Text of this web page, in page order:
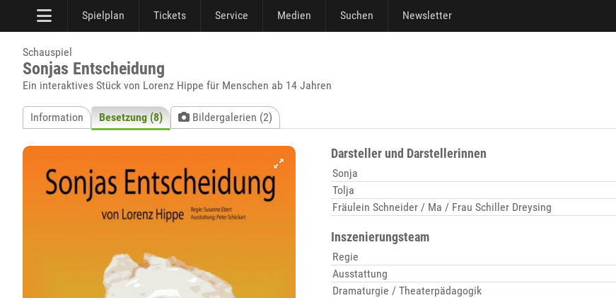
Spielplan Tickets Service Medien Suchen Newsletter
Schauspiel
Sonjas Entscheidung
Ein interaktives Stück von Lorenz Hippe für Menschen ab 14 Jahren
Information Besetzung (8) Bildergalerien (2)
Darsteller und Darstellerinnen
Sonja
Tolja
Fräulein Schneider / Ma / Frau Schiller Dreysing
Inszenierungsteam
Regie
Ausstattung
Dramaturgie / Theaterpädagogik